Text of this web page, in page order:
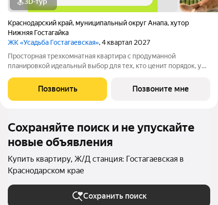
Краснодарский край, муниципальный округ Анапа,хутор
Нижняя Гостагайка
ЖК «Усадьба Гостагаевская», 4 квартал 2027
Просторная трехкомнатная квартира с продуманной
планировкой идеальный выбор для тех, кто ценит порядок, уют
изолированы, что позволяет гибко использовать их под
спальню, детскую, кабинет или гостиную.
Позвонить Позвоните мне
Сохраняйте поиск и не упускайте
новые объявления
Купить квартиру, Ж/Д станция: Гостагаевская в
Краснодарском крае
Сохранить поиск